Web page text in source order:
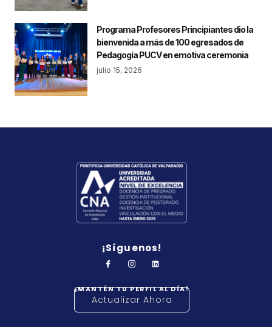
Programa Profesores Principiantes dio la
bienvenida a más de 100 egresados de
Pedagogía PUCV en emotiva ceremonia
julio 15, 2026
¡Síguenos!
¡MANTÉN TU PERFIL AL DÍA!
Actualizar Ahora